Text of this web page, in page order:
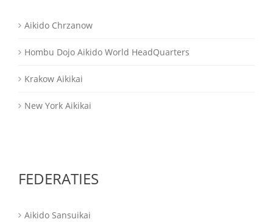
Aikido Chrzanow
Hombu Dojo Aikido World HeadQuarters
Krakow Aikikai
New York Aikikai
FEDERATIES
Aikido Sansuikai